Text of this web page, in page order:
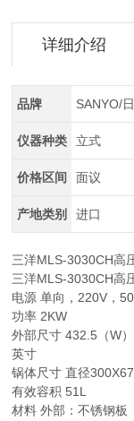
详细介绍
品牌 SANYO/
仪器种类 立式
价格区间 面议
产地类别 进口
三洋MLS-3030CH高
三洋MLS-3030CH高
电源 单向，220V，
功率 2KW
外部尺寸 432.5（W
英寸
锅体尺寸 直径
有效容积 51L
材料 外部：不锈钢板